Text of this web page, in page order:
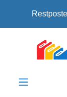
Zum Hauptinhalt